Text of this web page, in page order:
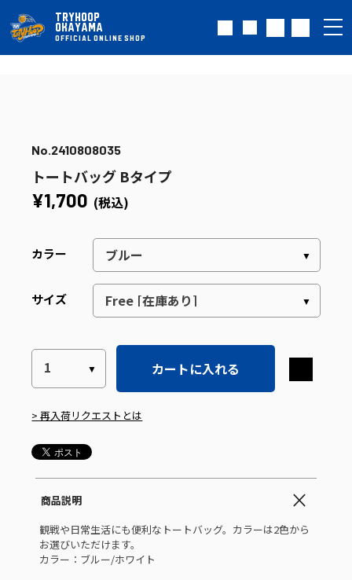
TRYHOOP
OKAYAMA
OFFICIAL ONLINE SHOP
No.2410808035
トートバッグ Bタイプ
¥1,700 (税込)
カラー
サイズ
カートに入れる
> 再入荷リクエストとは
商品説明
観戦や日常生活にも便利なトートバッグ。カラーは2色から
お選びいただけます。
カラー：ブルー/ホワイト